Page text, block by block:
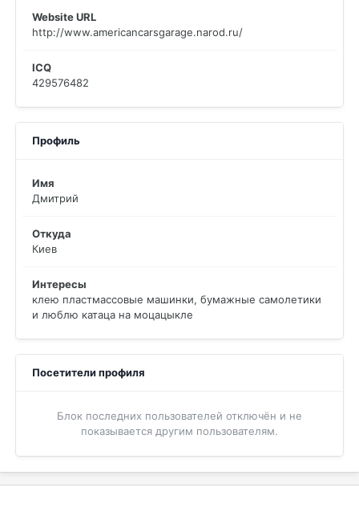
Website URL
http://www.americancarsgarage.narod.ru/
ICQ
429576482
Профиль
Имя
Дмитрий
Откуда
Киев
Интересы
клею пластмассовые машинки, бумажные самолетики
и люблю катаца на моцацыкле
Посетители профиля
Блок последних пользователей отключён и не
показывается другим пользователям.